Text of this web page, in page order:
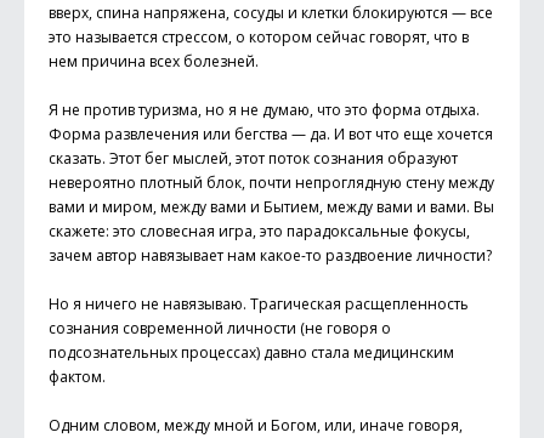
вверх, спина напряжена, сосуды и клетки блокируются — все
это называется стрессом, о котором сейчас говорят, что в
нем причина всех болезней.
Я не против туризма, но я не думаю, что это форма отдыха.
Форма развлечения или бегства — да. И вот что еще хочется
сказать. Этот бег мыслей, этот поток сознания образуют
невероятно плотный блок, почти непроглядную стену между
вами и миром, между вами и Бытием, между вами и вами. Вы
скажете: это словесная игра, это парадоксальные фокусы,
зачем автор навязывает нам какое-то раздвоение личности?
Но я ничего не навязываю. Трагическая расщепленность
сознания современной личности (не говоря о
подсознательных процессах) давно стала медицинским
фактом.
Одним словом, между мной и Богом, или, иначе говоря,